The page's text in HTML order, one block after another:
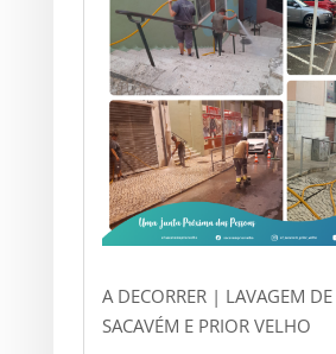
A DECORRER | LAVAGEM
SACAVÉM E PRIOR VELHO